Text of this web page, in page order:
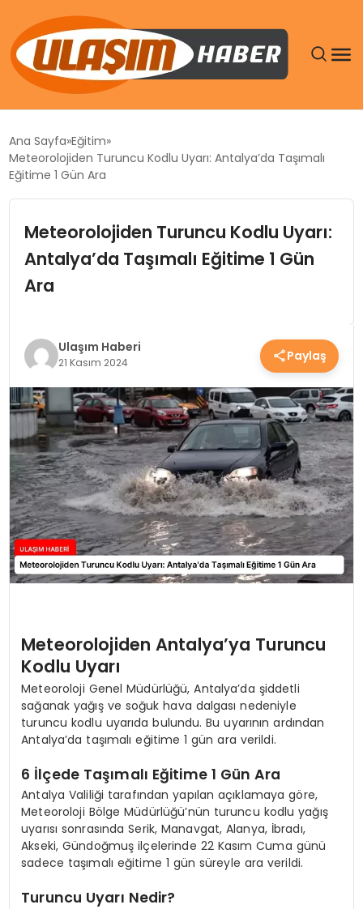
SIYASET
EKONOMI
TEKNOLOJI
SAĞLIK
YAŞAM
Ana Sayfa Eğitim
Meteorolojiden Turuncu Kodlu Uyarı: Antalya’da Taşımalı
Eğitime 1 Gün Ara
Meteorolojiden Turuncu Kodlu Uyarı:
Antalya’da Taşımalı Eğitime 1 Gün
Ara
Ulaşım Haberi
21 Kasım 2024 Paylaş
Meteorolojiden Antalya’ya Turuncu
Kodlu Uyarı
Meteoroloji Genel Müdürlüğü, Antalya’da şiddetli
sağanak yağış ve soğuk hava dalgası nedeniyle
turuncu kodlu uyarıda bulundu. Bu uyarının ardından
Antalya’da taşımalı eğitime 1 gün ara verildi.
6 İlçede Taşımalı Eğitime 1 Gün Ara
Antalya Valiliği tarafından yapılan açıklamaya göre,
Meteoroloji Bölge Müdürlüğü’nün turuncu kodlu yağış
uyarısı sonrasında Serik, Manavgat, Alanya, İbradı,
Akseki, Gündoğmuş ilçelerinde 22 Kasım Cuma günü
sadece taşımalı eğitime 1 gün süreyle ara verildi.
Turuncu Uyarı Nedir?